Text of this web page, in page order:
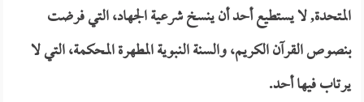
المتحدة, لا يستطيع أحد أن ينسخ شرعية الجهاد، التي فرضت
بنصوص القرآن الكريم، والسنة النبوية المطهرة المحكمة، التي لا
يرتاب فيها أحد.